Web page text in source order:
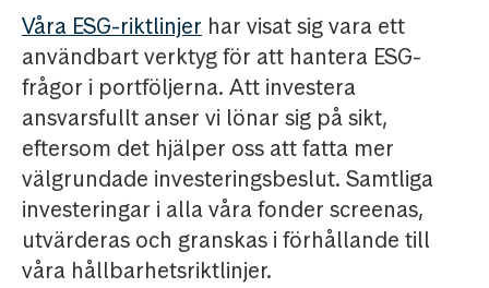
Våra ESG-riktlinjer har visat sig vara ett
användbart verktyg för att hantera ESG-
frågor i portföljerna. Att investera
ansvarsfullt anser vi lönar sig på sikt,
eftersom det hjälper oss att fatta mer
välgrundade investeringsbeslut. Samtliga
investeringar i alla våra fonder screenas,
utvärderas och granskas i förhållande till
våra hållbarhetsriktlinjer.